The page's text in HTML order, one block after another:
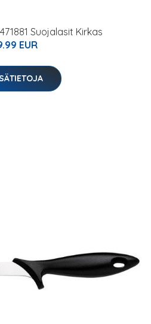
Suojalasit Kirkas
EUR